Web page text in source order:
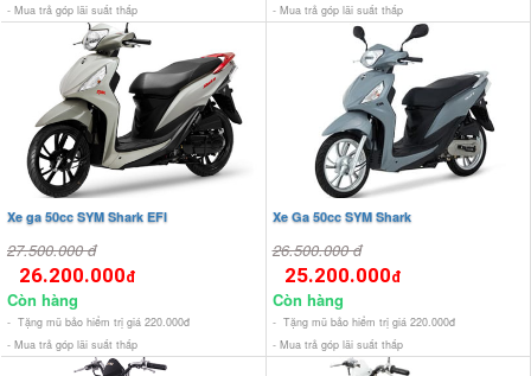
- Mua trả góp lãi suất thấp
- Mua trả góp lãi suất thấp
Xe ga 50cc SYM Shark EFI
27.500.000 đ
26.200.000đ
Còn hàng
- Tặng mũ bảo hiểm trị giá 220.000đ
- Mua trả góp lãi suất thấp
Xe Ga 50cc SYM Shark
26.500.000 đ
25.200.000đ
Còn hàng
- Tặng mũ bảo hiểm trị giá 220.000đ
- Mua trả góp lãi suất thấp